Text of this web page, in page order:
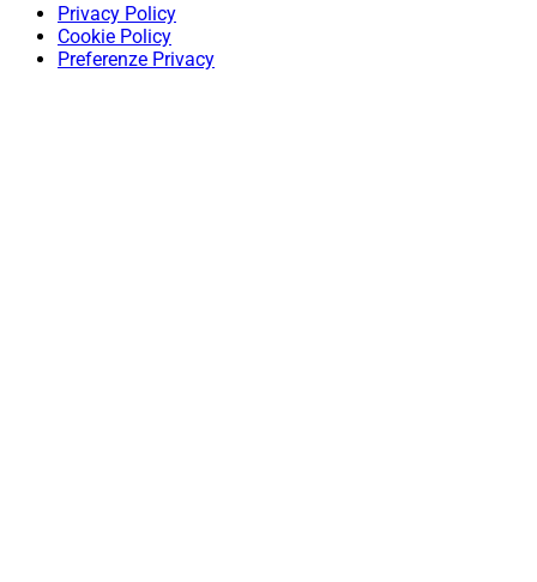
Privacy Policy
Cookie Policy
Preferenze Privacy